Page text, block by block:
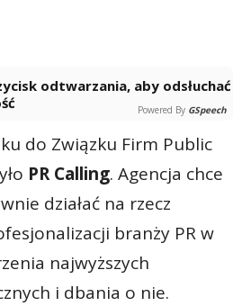
Powered By GSpeech
do Związku Firm Public
PR Calling. Agencja chce
działać na rzecz
branży PR w
najwyższych
i dbania o nie.